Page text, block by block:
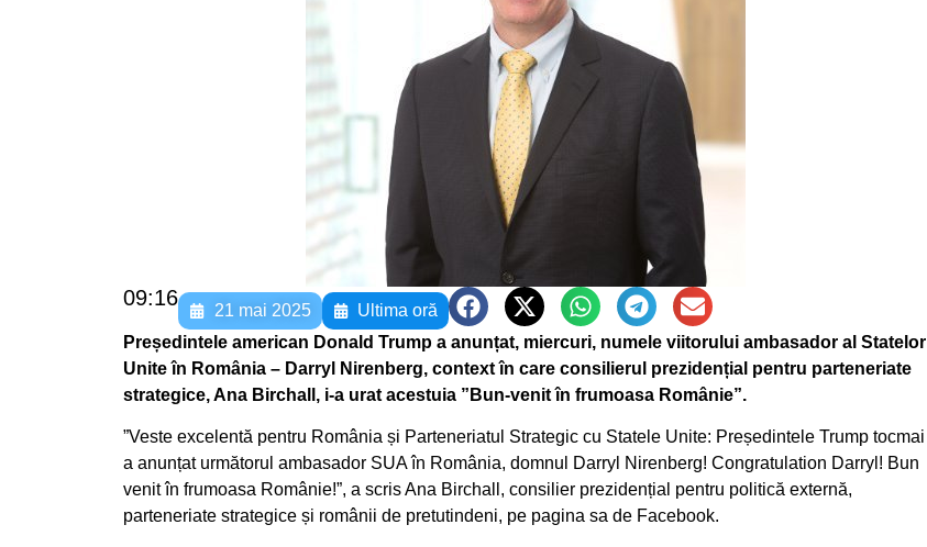
09:16
21 mai 2025
Ultima oră
Președintele american Donald Trump a anunțat, miercuri, numele viitorului ambasador al Statelor
Unite în România – Darryl Nirenberg, context în care consilierul prezidențial pentru parteneriate
strategice, Ana Birchall, i-a urat acestuia ”Bun-venit în frumoasa Românie”.
”Veste excelentă pentru România și Parteneriatul Strategic cu Statele Unite: Președintele Trump tocmai
a anunțat următorul ambasador SUA în România, domnul Darryl Nirenberg! Congratulation Darryl! Bun
venit în frumoasa Românie!”, a scris Ana Birchall, consilier prezidențial pentru politică externă,
parteneriate strategice și românii de pretutindeni, pe pagina sa de Facebook.